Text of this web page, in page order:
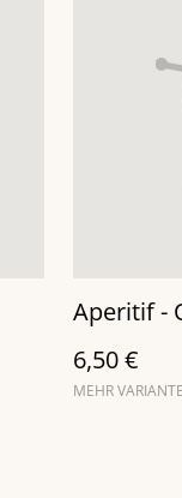
Aperitif -
6,50 €
MEHR